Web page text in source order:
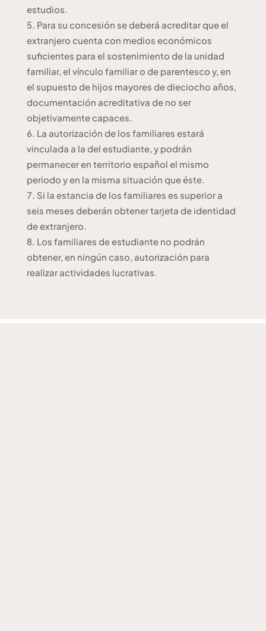
estudios.
Para su concesión se deberá acreditar que el
extranjero cuenta con medios económicos
suficientes para el sostenimiento de la unidad
familiar, el vínculo familiar o de parentesco y, en
el supuesto de hijos mayores de dieciocho años,
documentación acreditativa de no ser
objetivamente capaces.
La autorización de los familiares estará
vinculada a la del estudiante, y podrán
permanecer en territorio español el mismo
periodo y en la misma situación que éste.
Si la estancia de los familiares es superior a
seis meses deberán obtener tarjeta de identidad
de extranjero.
Los familiares de estudiante no podrán
obtener, en ningún caso, autorización para
realizar actividades lucrativas.